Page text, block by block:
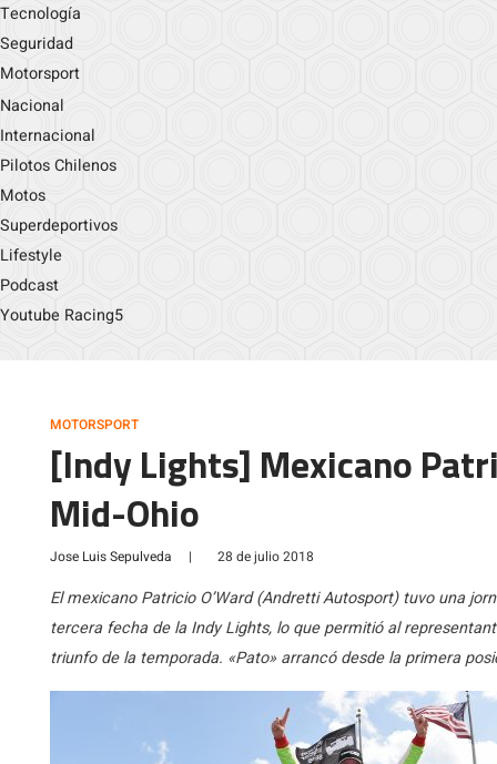
Tecnología
Seguridad
Motorsport
Nacional
Internacional
Pilotos Chilenos
Motos
Superdeportivos
Lifestyle
Podcast
Youtube Racing5
MOTORSPORT
[Indy Lights] Mexicano
Mid-Ohio
Jose Luis Sepulveda | 28 de julio 2018
El mexicano Patricio O’Ward (Andretti Autosport) tuvo una
tercera fecha de la Indy Lights, lo que permitió al
triunfo de la temporada. «Pato» arrancó desde la primera